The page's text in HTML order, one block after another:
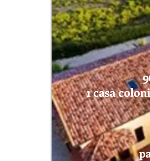
1 casa